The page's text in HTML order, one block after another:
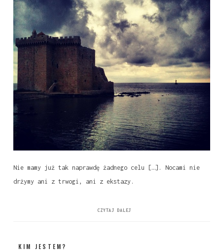
Nie mamy już tak naprawdę żadnego celu […]. Nocami nie
drżymy ani z trwogi, ani z ekstazy.
CZYTAJ DALEJ
KIM JESTEM?